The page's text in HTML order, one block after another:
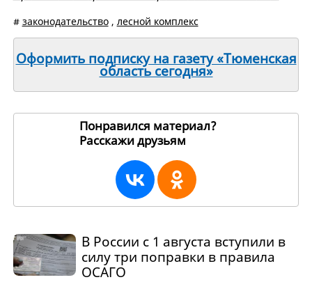
# законодательство, лесной комплекс
Оформить подписку на газету «Тюменская
область сегодня»
Понравился материал?
Расскажи друзьям
В России с 1 августа вступили в
силу три поправки в правила
ОСАГО